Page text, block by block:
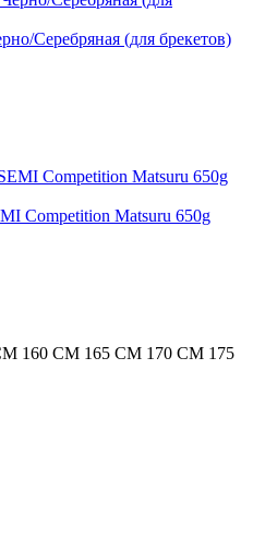
Серебряная (для брекетов)
Competition Matsuru 650g
160 CM 165 CM 170 CM 175